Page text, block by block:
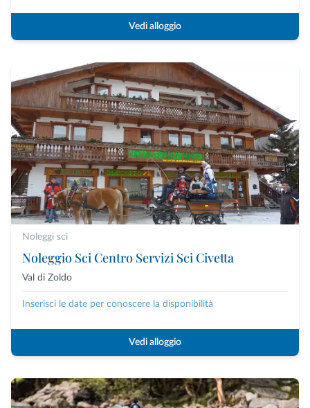
Vedi alloggio
Noleggi sci
Noleggio Sci Centro Servizi Sci Civetta
Val di Zoldo
Inserisci le date per conoscere la disponibilità
Vedi alloggio